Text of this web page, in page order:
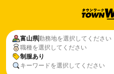
富山県勤務地を選択してください
職種を選択してください
制服あり
キーワードを選択してください